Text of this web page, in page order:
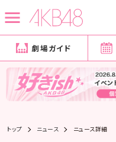
劇場ガイド
トップ ニュース ニュース詳細